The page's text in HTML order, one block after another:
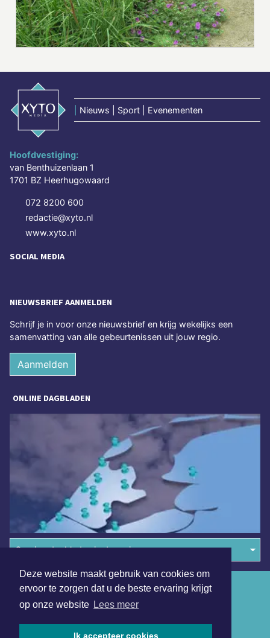
Deze website maakt gebruik van cookies om
ervoor te zorgen dat u de beste ervaring krijgt
op onze website Lees meer
Ik accepteer cookies
Nieuws | Sport | Evenementen
Hoofdvestiging:
van Benthuizenlaan 1
1701 BZ Heerhugowaard
072 8200 600
redactie@xyto.nl
www.xyto.nl
SOCIAL MEDIA
NIEUWSBRIEF AANMELDEN
Schrijf je in voor onze nieuwsbrief en krijg wekelijks een
samenvatting van alle gebeurtenissen uit jouw regio.
Aanmelden
ONLINE DAGBLADEN
Overige dagbladen in de regio
Algemene voorwaarden
Disclaimer